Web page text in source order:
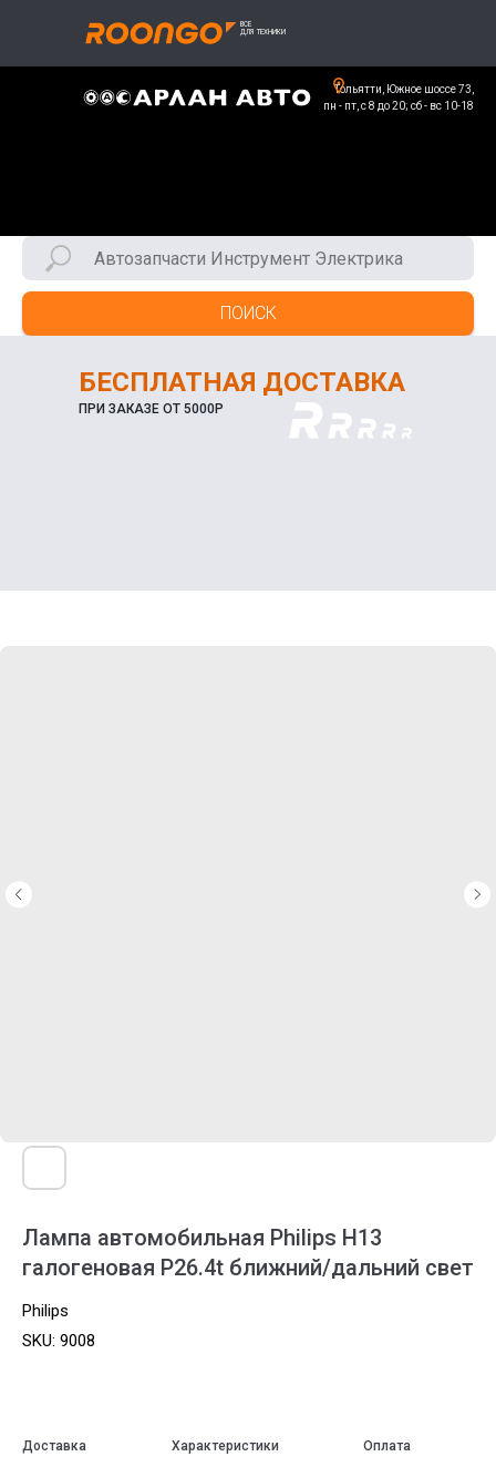
Тольятти, Южное шоссе 73,
пн - пт, с 8 до 20; сб - вс 10-18
ПОИСК
БЕСПЛАТНАЯ ДОСТАВКА
ПРИ ЗАКАЗЕ ОТ 5000Р
Лампа автомобильная Philips H13
галогеновая P26.4t ближний/дальний свет
Philips
SKU: 9008
Доставка Характеристики Оплата